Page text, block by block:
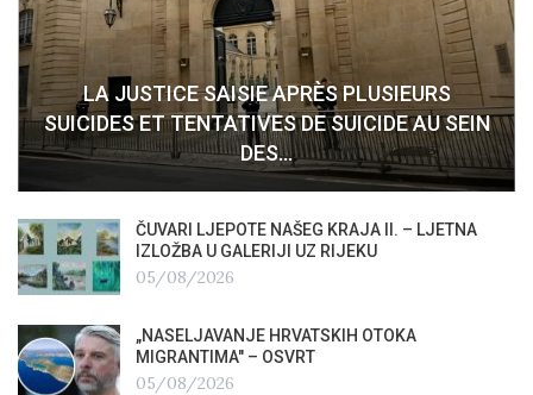
LA JUSTICE SAISIE APRÈS PLUSIEURS
SUICIDES ET TENTATIVES DE SUICIDE AU SEIN
DES…
ČUVARI LJEPOTE NAŠEG KRAJA II. – LJETNA
IZLOŽBA U GALERIJI UZ RIJEKU
05/08/2026
„NASELJAVANJE HRVATSKIH OTOKA
MIGRANTIMA″ – OSVRT
05/08/2026